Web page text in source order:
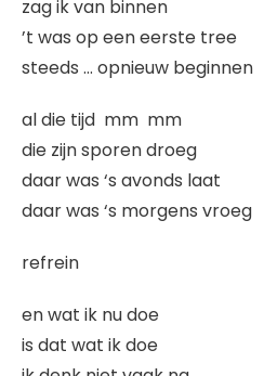
zag ik van binnen
’t was op een eerste
steeds … opnieuw
al die tijd mm
die zijn sporen
daar was ‘s
daar was ‘s morgens vroeg
refrein
en wat ik nu doe
is dat wat ik doe